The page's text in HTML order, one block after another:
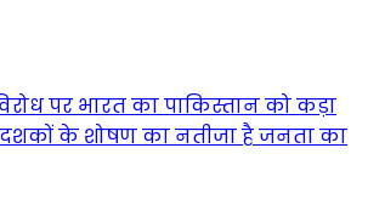
पर भारत का पाकिस्तान को कड़ा
के शोषण का नतीजा है जनता का